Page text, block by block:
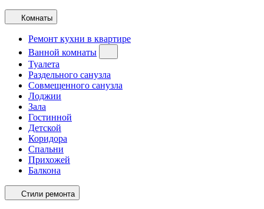
Комнаты
Ремонт кухни в квартире
Ванной комнаты
Туалета
Раздельного санузла
Совмещенного санузла
Лоджии
Зала
Гостинной
Детской
Коридора
Спальни
Прихожей
Балкона
Стили ремонта